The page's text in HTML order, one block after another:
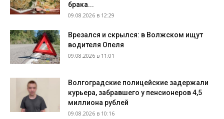
брака...
09.08.2026 в 12:29
Врезался и скрылся: в Волжском ищут
водителя Опеля
09.08.2026 в 11:01
Волгоградские полицейские задержали
курьера, забравшего у пенсионеров 4,5
миллиона рублей
09.08.2026 в 10:16